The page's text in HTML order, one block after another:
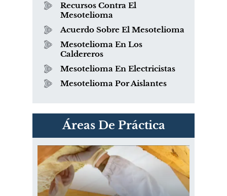
Recursos Contra El
Mesotelioma
Acuerdo Sobre El Mesotelioma
Mesotelioma En Los
Caldereros
Mesotelioma En Electricistas
Mesotelioma Por Aislantes
Áreas De Práctica
PVC Cloruro de polivinilo
Exposición